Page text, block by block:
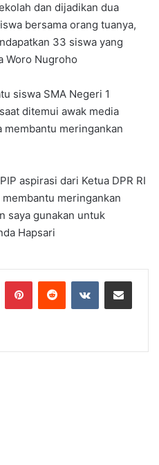
dan dijadikan dua
bersama orang tuanya,
33 siswa yang
Woro Nugroho
siswa SMA Negeri 1
ditemui awak media
membantu meringankan
aspirasi dari Ketua DPR RI
meringankan
saya gunakan untuk
Hapsari